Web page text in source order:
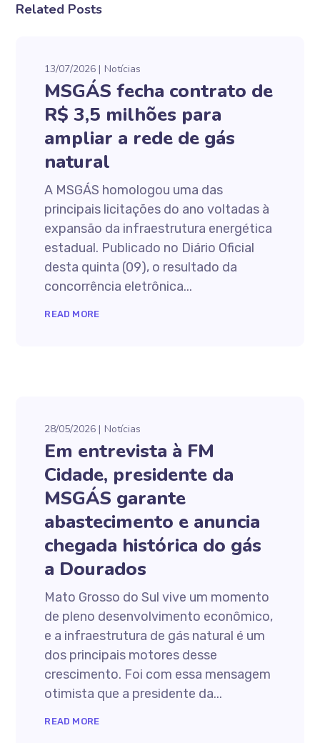
Related Posts
13/07/2026 Notícias
MSGÁS fecha contrato de
R$ 3,5 milhões para
ampliar a rede de gás
natural
A MSGÁS homologou uma das
principais licitações do ano voltadas à
expansão da infraestrutura energética
estadual. Publicado no Diário Oficial
desta quinta (09), o resultado da
concorrência eletrônica...
READ MORE
28/05/2026 Notícias
Em entrevista à FM
Cidade, presidente da
MSGÁS garante
abastecimento e anuncia
chegada histórica do gás
a Dourados
Mato Grosso do Sul vive um momento
de pleno desenvolvimento econômico,
e a infraestrutura de gás natural é um
dos principais motores desse
crescimento. Foi com essa mensagem
otimista que a presidente da...
READ MORE